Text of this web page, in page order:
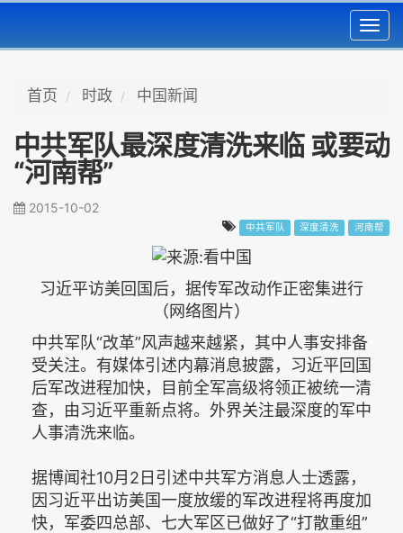
首页 时政 中国新闻
中共军队最深度清洗来临 或要动
“河南帮”
2015-10-02
中共军队 深度清洗 河南帮
习近平访美回国后，据传军改动作正密集进行
（网络图片）
中共军队“改革”风声越来越紧，其中人事安排备
受关注。有媒体引述内幕消息披露，习近平回国
后军改进程加快，目前全军高级将领正被统一清
查，由习近平重新点将。外界关注最深度的军中
人事清洗来临。
据博闻社10月2日引述中共军方消息人士透露，
因习近平出访美国一度放缓的军改进程将再度加
快，军委四总部、七大军区已做好了“打散重组”